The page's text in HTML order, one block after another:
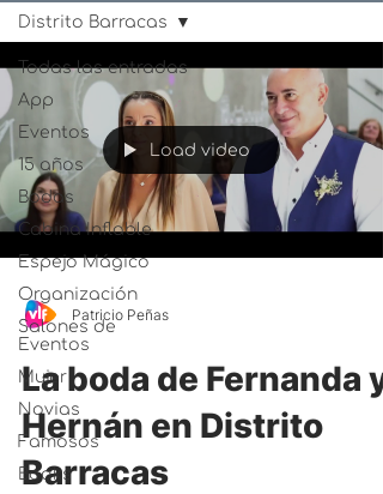
Todas las entradas
App
Eventos
15 años
Bodas
Cabina Inflable
Espejo Mágico
Organización
Salones de
Eventos
Mujer
Novias
Famosos
Books
Distrito Barracas
Load video
Patricio Peñas
La boda de Fernanda y
Hernán en Distrito
Barracas